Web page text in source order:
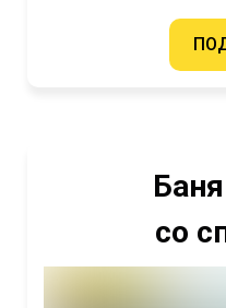
со